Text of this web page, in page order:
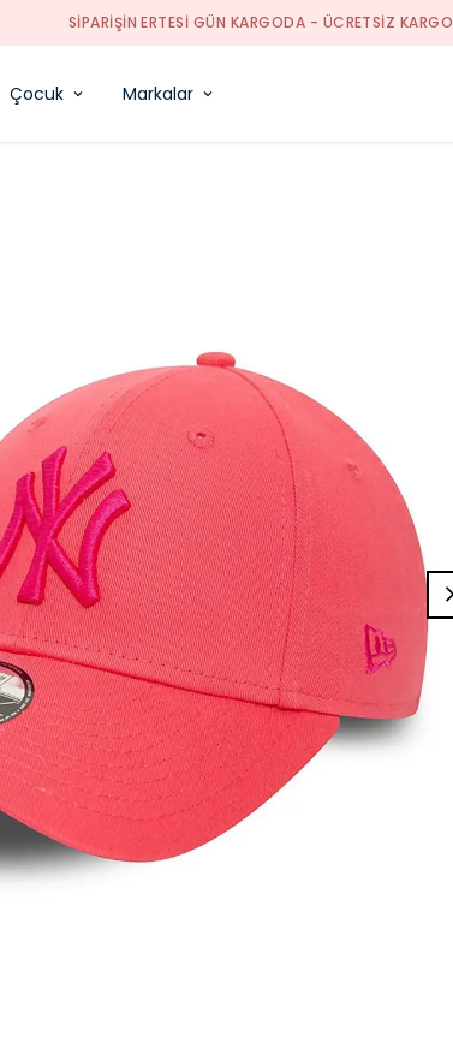
SIPARIŞIN ERTESI GÜN KARGODA - ÜCRETSIZ KARGO
Çocuk Markalar